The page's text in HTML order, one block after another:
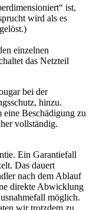
ist,
wird als es
einzelnen
das Netzteil
bei der
hinzu.
eine Beschädigung zu
vollständig.
Ein Garantiefall
Das dauert
nach dem Ablauf
direkte Abwicklung
möglich.